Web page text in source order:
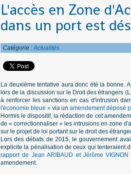
L'accès en Zone
dans un port est
Catégorie :Actualités
La deuxième tentative aura donc été la bonne.
lors de la discussion sur le Droit des étrangers
à renforcer les sanctions en cas d'intrusion
l'économie bleue » via un amendement déposé
Hormis le dispositif, la rédaction de cet
de « correctionnaliser » les intrusions en zone
sur le projet de loi portant sur le droit des
Lors des débats de 2015, le gouvernement
explicite la pénalisation de ceux qui tenteraient
rapport de Jean ARIBAUD et Jérôme
amendement.